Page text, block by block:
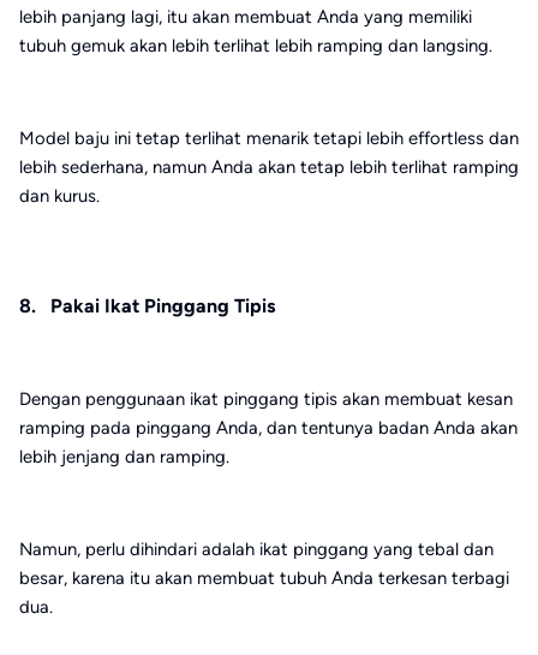
lebih panjang lagi, itu akan membuat Anda yang memiliki
tubuh gemuk akan lebih terlihat lebih ramping dan langsing.
Model baju ini tetap terlihat menarik tetapi lebih effortless dan
lebih sederhana, namun Anda akan tetap lebih terlihat ramping
dan kurus.
8. Pakai Ikat Pinggang Tipis
Dengan penggunaan ikat pinggang tipis akan membuat kesan
ramping pada pinggang Anda, dan tentunya badan Anda akan
lebih jenjang dan ramping.
Namun, perlu dihindari adalah ikat pinggang yang tebal dan
besar, karena itu akan membuat tubuh Anda terkesan terbagi
dua.